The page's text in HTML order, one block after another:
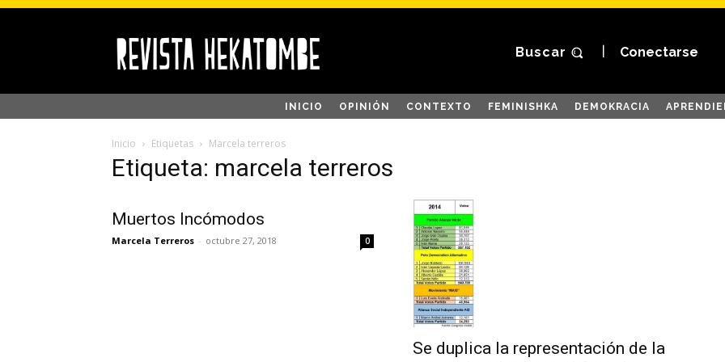
Buscar Conectarse
INICIO OPINIÓN CONTEXTO FEMINISHKA DEMOKRACIA
Inicio Etiquetas Marcela terreros
Etiqueta: marcela terreros
Muertos Incómodos
Marcela Terreros - octubre 27, 2018 0
Se duplica la representación de la